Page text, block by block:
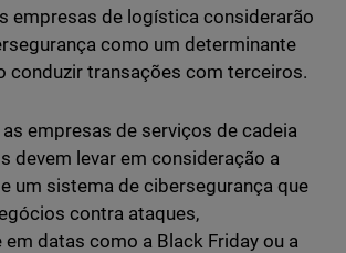
empresas de logística considerarão
como um determinante
conduzir transações com terceiros.
empresas de serviços de cadeia
devem levar em consideração a
um sistema de cibersegurança que
contra ataques,
datas como a Black Friday ou a